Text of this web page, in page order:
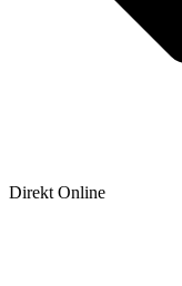
Direkt Online